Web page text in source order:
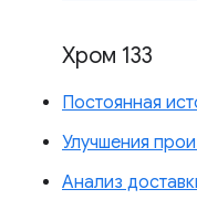
Хром 133
Постоянная
Улучшения
Анализ